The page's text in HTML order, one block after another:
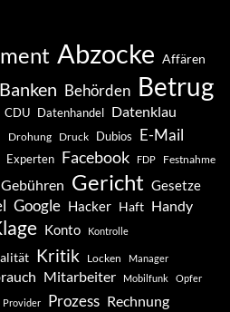
Abzocke Affären
Banken Behörden Betrug
CDU Datenhandel Datenklau
Drohung Druck Dubios E-Mail
Experten Facebook FDP Festnahme
Gebühren Gericht Gesetze
Google Hacker Haft Handy
Konto Kontrolle
Kritik Locken Manager
Mitarbeiter Mobilfunk Opfer
Provider Prozess Rechnung